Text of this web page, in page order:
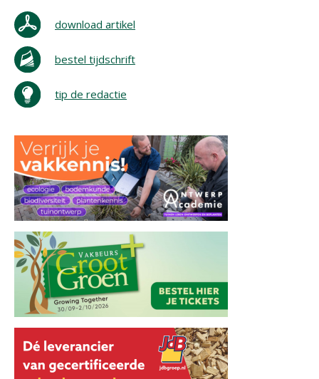
download artikel
bestel tijdschrift
tip de redactie